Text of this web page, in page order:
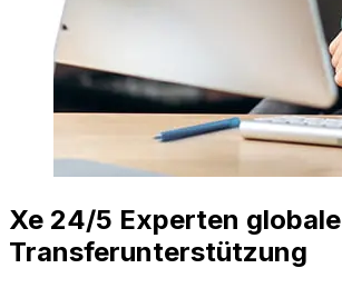
Xe 24/5 Experten globale
Transferunterstützung